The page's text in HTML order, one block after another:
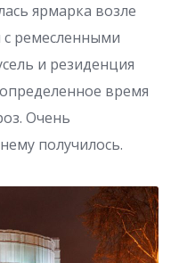
ярмарка возле
ремесленными
и резиденция
время
Очень
получилось.